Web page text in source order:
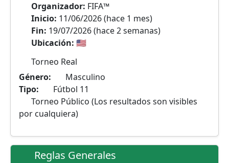
Organizador: FIFA™
Inicio: 11/06/2026(hace 1 mes)
Fin: 19/07/2026(hace 2 semanas)
Ubicación: 🇺🇸
Torneo Real
Género:
Masculino
Tipo:
Fútbol 11
Torneo Público (Los resultados son visibles
por cualquiera)
Reglas Generales